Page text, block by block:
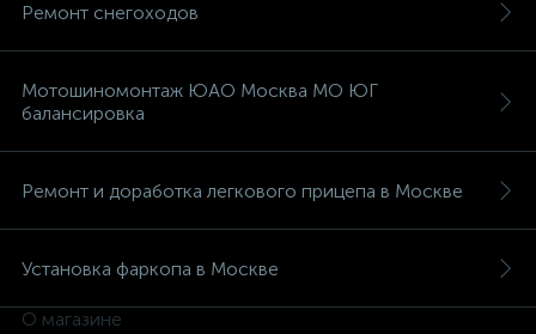
Ремонт снегоходов
Мотошиномонтаж ЮАО Москва МО ЮГ
балансировка
Ремонт и доработка легкового прицепа в Москве
Установка фаркопа в Москве
О магазине